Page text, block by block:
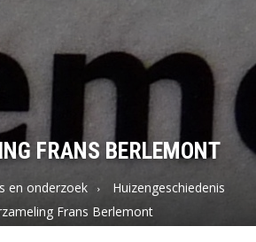
FRANS BERLEMONT
en onderzoek
Huizengeschiedenis
Frans Berlemont